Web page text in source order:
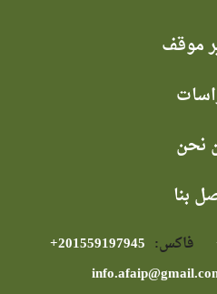
موقف
نحن
بنا
فاكس: